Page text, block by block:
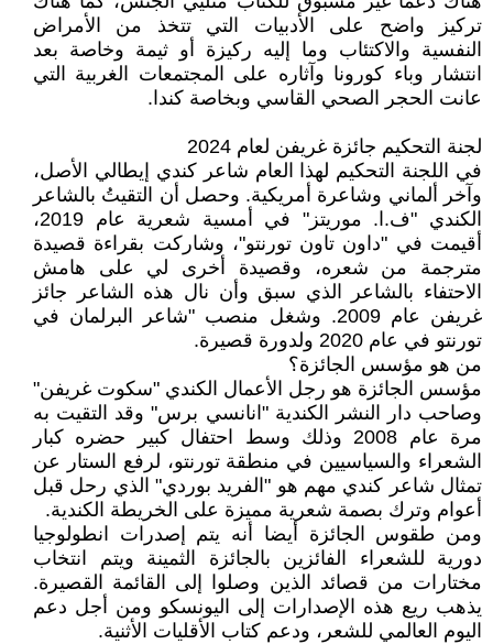
تركيز واضح على الأدبيات التي تتخذ من الأمراض
النفسية والاكتئاب وما إليه ركيزة أو ثيمة وخاصة بعد
انتشار وباء كورونا وآثاره على المجتمعات الغربية التي
عانت الحجر الصحي القاسي وبخاصة كندا.
لجنة التحكيم جائزة غريفن لعام 2024
في اللجنة التحكيم لهذا العام شاعر كندي إيطالي الأصل،
وآخر ألماني وشاعرة أمريكية. وحصل أن التقيتُ بالشاعر
الكندي "ف.ا. موريتز" في أمسية شعرية عام 2019،
أقيمت في "داون تاون تورنتو"، وشاركت بقراءة قصيدة
مترجمة من شعره، وقصيدة أخرى لي على هامش
الاحتفاء بالشاعر الذي سبق وأن نال هذه الشاعر جائز
غريفن عام 2009. وشغل منصب "شاعر البرلمان في
تورنتو في عام 2020 ولدورة قصيرة.
من هو مؤسس الجائزة؟
مؤسس الجائزة هو رجل الأعمال الكندي "سكوت غريفن"
وصاحب دار النشر الكندية "انانسي برس" وقد التقيت به
مرة عام 2008 وذلك وسط احتفال كبير حضره كبار
الشعراء والسياسيين في منطقة تورنتو، لرفع الستار عن
تمثال شاعر كندي مهم هو "الفريد بوردي" الذي رحل قبل
أعوام وترك بصمة شعرية مميزة على الخريطة الكندية.
ومن طقوس الجائزة أيضا أنه يتم إصدرات انطولوجيا
دورية للشعراء الفائزين بالجائزة الثمينة ويتم انتخاب
مختارات من قصائد الذين وصلوا إلى القائمة القصيرة.
يذهب ريع هذه الإصدارات إلى اليونسكو ومن أجل دعم
اليوم العالمي للشعر، ودعم كتاب الأقليات الأثنية.